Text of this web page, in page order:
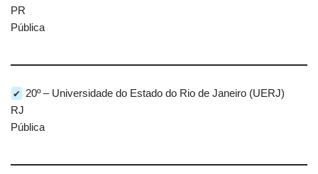
PR
Pública
✔ 20º – Universidade do Estado do Rio de Janeiro (UERJ)
RJ
Pública